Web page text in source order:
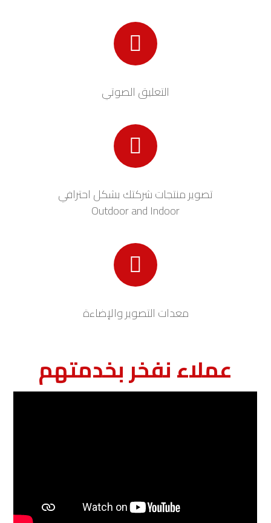
التعليق الصوتي
تصوير منتجات شركتك بشكل احترافي
Outdoor and Indoor
معدات التصوير والإضاءة
عملاء نفخر بخدمتهم